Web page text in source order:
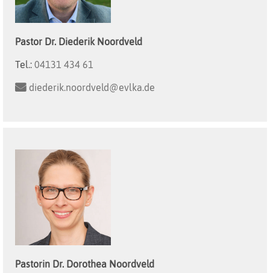
Pastor Dr. Diederik Noordveld
Tel.: 04131 434 61
diederik.noordveld@evlka.de
Pastorin Dr. Dorothea Noordveld